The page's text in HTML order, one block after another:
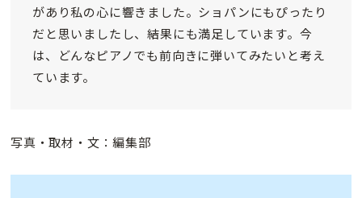
があり私の心に響きました。ショパンにもぴったり
だと思いましたし、結果にも満足しています。今
は、どんなピアノでも前向きに弾いてみたいと考え
ています。
写真・取材・文：編集部